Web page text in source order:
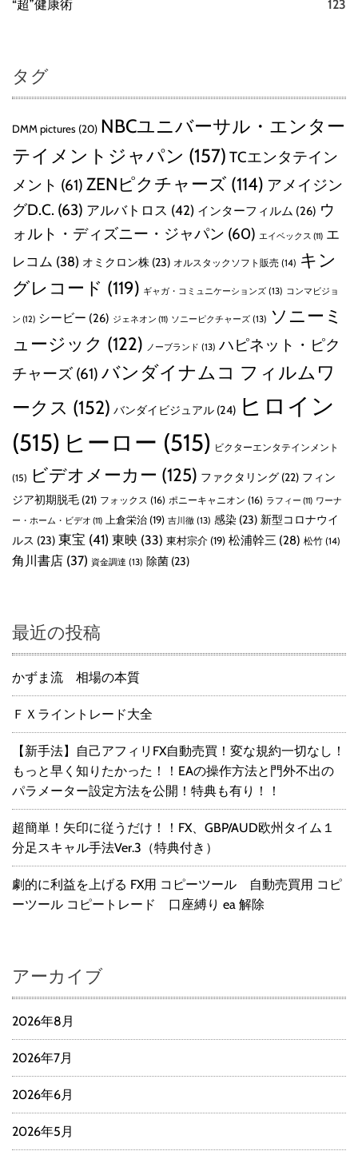
“超”健康術
123
タグ
DMM pictures (20) NBCユニバーサル・エンター
テイメントジャパン (157) TCエンタテイン
メント (61) ZENピクチャーズ (114) アメイジン
グD.C. (63) アルバトロス (42) インターフィルム (26) ウ
ォルト・ディズニー・ジャパン (60) エイベックス (11) エ
レコム (38) オミクロン株 (23) オルスタックソフト販売 (14) キン
グレコード (119) ギャガ・コミュニケーションズ (13) コンマビジョ
ン (12) シービー (26) ジェネオン (11) ソニーピクチャーズ (13) ソニーミ
ュージック (122) ノーブランド (13) ハピネット・ピク
チャーズ (61) バンダイナムコ フィルムワ
ークス (152) バンダイビジュアル (24) ヒロイン
(515) ヒーロー (515) ビクターエンタテインメント
(15) ビデオメーカー (125) ファクタリング (22) フィン
ジア初期脱毛 (21) フォックス (16) ポニーキャニオン (16) ラフィー (11) ワーナ
ー・ホーム・ビデオ (11) 上倉栄治 (19) 吉川徹 (13) 感染 (23) 新型コロナウイ
ルス (23) 東宝 (41) 東映 (33) 東村宗介 (19) 松浦幹三 (28) 松竹 (14)
角川書店 (37) 資金調達 (13) 除菌 (23)
最近の投稿
かずま流 相場の本質
ＦＸライントレード大全
【新手法】自己アフィリFX自動売買！変な規約一切なし！
もっと早く知りたかった！！EAの操作方法と門外不出の
パラメーター設定方法を公開！特典も有り！！
超簡単！矢印に従うだけ！！FX、GBP/AUD欧州タイム１
分足スキャル手法Ver.3（特典付き）
劇的に利益を上げる FX用 コピーツール 自動売買用 コピ
ーツール コピートレード 口座縛り ea 解除
アーカイブ
2026年8月
2026年7月
2026年6月
2026年5月